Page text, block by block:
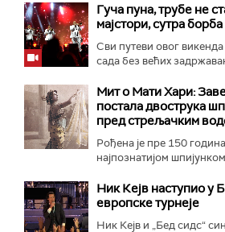
Гуча пуна, трубе не
мајстори, сутра
Сви путеви овог
сада без већих
Мит о Мати Хари:
постала двострука
пред стрељачким
Рођена је пре 150
најпознатијом
Ник Кејв наступио у
европске турнеје
Ник Кејв и „Бед сидс“